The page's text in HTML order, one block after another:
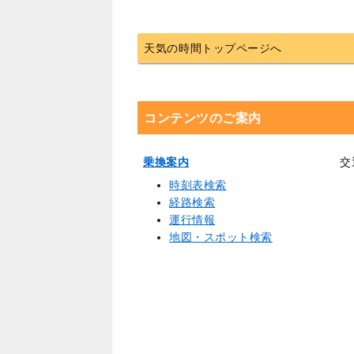
天気の時間トップページへ
コンテンツのご案内
乗換案内
時刻表検索
経路検索
運行情報
地図・スポット検索
交